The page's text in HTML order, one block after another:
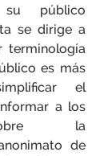
público
se dirige a
terminología
es más
el
a los
la
de